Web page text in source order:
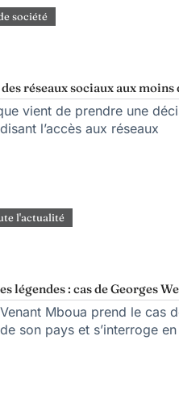
société
réseaux sociaux aux moins
vient de prendre une
l’accès aux réseaux
l'actualité
légendes : cas de Georges
Mboua prend le cas
son pays et s’interroge